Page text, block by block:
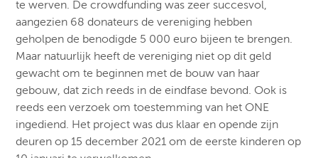
te werven. De crowdfunding was zeer succesvol,
aangezien 68 donateurs de vereniging hebben
geholpen de benodigde 5 000 euro bijeen te brengen.
Maar natuurlijk heeft de vereniging niet op dit geld
gewacht om te beginnen met de bouw van haar
gebouw, dat zich reeds in de eindfase bevond. Ook is
reeds een verzoek om toestemming van het ONE
ingediend. Het project was dus klaar en opende zijn
deuren op 15 december 2021 om de eerste kinderen op